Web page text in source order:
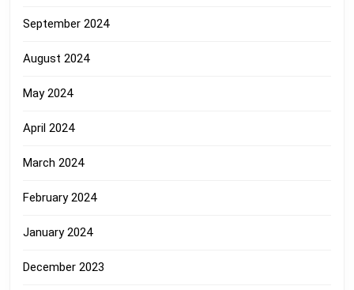
September 2024
August 2024
May 2024
April 2024
March 2024
February 2024
January 2024
December 2023